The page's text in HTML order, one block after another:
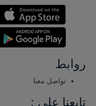
روابط
تواصل معنا
تابعنا على :